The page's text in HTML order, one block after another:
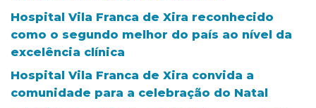
Hospital Vila Franca de Xira reconhecido
como o segundo melhor do país ao nível da
excelência clínica
Hospital Vila Franca de Xira convida a
comunidade para a celebração do Natal